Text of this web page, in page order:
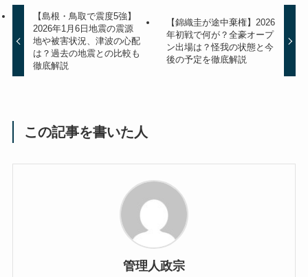
【島根・鳥取で震度5強】
2026年1月6日地震の震源
地や被害状況、津波の心配
は？過去の地震との比較も
徹底解説
【錦織圭が途中棄権】2026
年初戦で何が？全豪オープ
ン出場は？怪我の状態と今
後の予定を徹底解説
この記事を書いた人
管理人政宗